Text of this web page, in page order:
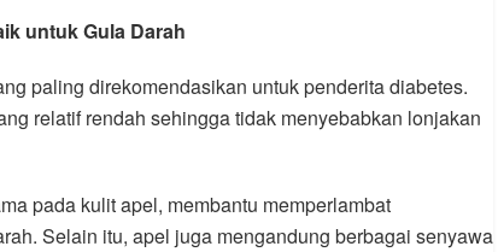
untuk Gula Darah
paling direkomendasikan untuk penderita diabetes.
relatif rendah sehingga tidak menyebabkan lonjakan
pada kulit apel, membantu memperlambat
Selain itu, apel juga mengandung berbagai senyawa